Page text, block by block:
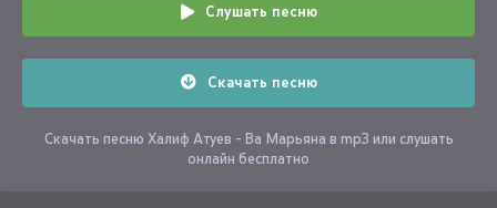
Слушать песню
Скачать песню
Скачать песню Халиф Атуев - Ва Марьяна в mp3 или слушать
онлайн бесплатно